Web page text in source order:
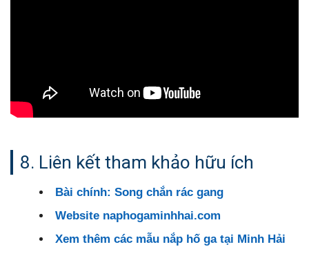
8. Liên kết tham khảo hữu ích
Bài chính: Song chắn rác gang
Website naphogaminhhai.com
Xem thêm các mẫu nắp hố ga tại Minh Hải